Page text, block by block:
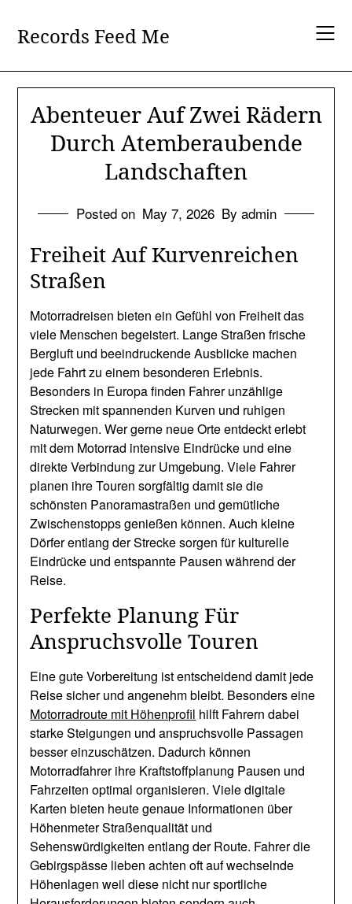
contentRecords Feed Me
Abenteuer Auf Zwei Rädern
Durch Atemberaubende
Landschaften
Posted on May 7, 2026 By admin
Freiheit Auf Kurvenreichen
Straßen
Motorradreisen bieten ein Gefühl von Freiheit das
viele Menschen begeistert. Lange Straßen frische
Bergluft und beeindruckende Ausblicke machen
jede Fahrt zu einem besonderen Erlebnis.
Besonders in Europa finden Fahrer unzählige
Strecken mit spannenden Kurven und ruhigen
Naturwegen. Wer gerne neue Orte entdeckt erlebt
mit dem Motorrad intensive Eindrücke und eine
direkte Verbindung zur Umgebung. Viele Fahrer
planen ihre Touren sorgfältig damit sie die
schönsten Panoramastraßen und gemütliche
Zwischenstopps genießen können. Auch kleine
Dörfer entlang der Strecke sorgen für kulturelle
Eindrücke und entspannte Pausen während der
Reise.
Perfekte Planung Für
Anspruchsvolle Touren
Eine gute Vorbereitung ist entscheidend damit jede
Reise sicher und angenehm bleibt. Besonders eine
Motorradroute mit Höhenprofil hilft Fahrern dabei
starke Steigungen und anspruchsvolle Passagen
besser einzuschätzen. Dadurch können
Motorradfahrer ihre Kraftstoffplanung Pausen und
Fahrzeiten optimal organisieren. Viele digitale
Karten bieten heute genaue Informationen über
Höhenmeter Straßenqualität und
Sehenswürdigkeiten entlang der Route. Fahrer die
Gebirgspässe lieben achten oft auf wechselnde
Höhenlagen weil diese nicht nur sportliche